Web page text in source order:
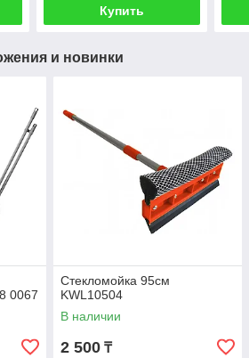
Купить
и новинки
0067
Стекломойка 95см
KWL10504
В наличии
2 500 ₸